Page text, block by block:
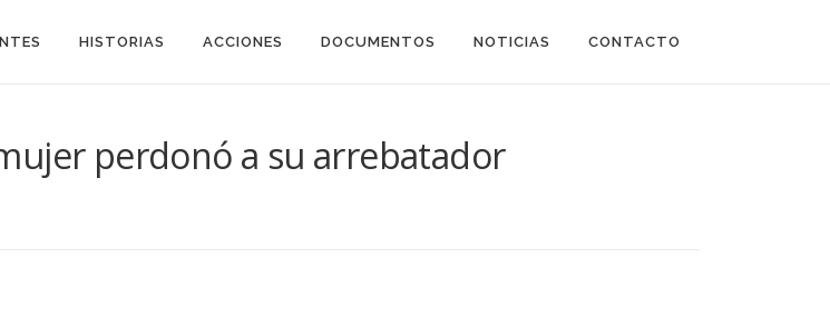
HISTORIAS ACCIONES DOCUMENTOS NOTICIAS CONTACTO
perdonó a su arrebatador